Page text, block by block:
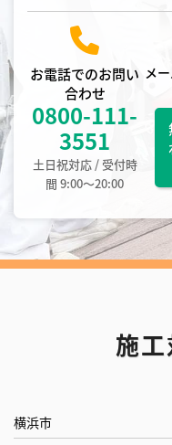
お電話でのお問い
合わせ
0800-111-
3551
土日祝対応 / 受付時
間 9:00〜20:00
メ
施
横浜市